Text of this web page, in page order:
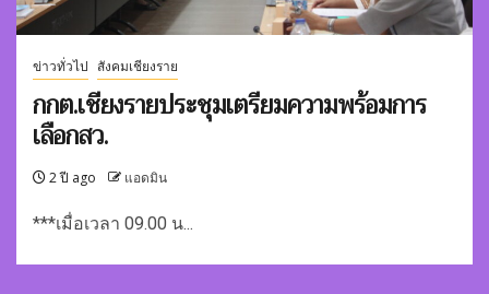
ข่าวทั่วไป สังคมเชียงราย
กกต.เชียงรายประชุมเตรียมความพร้อมการ
เลือกสว.
2 ปี ago แอดมิน
***เมื่อเวลา 09.00 น...